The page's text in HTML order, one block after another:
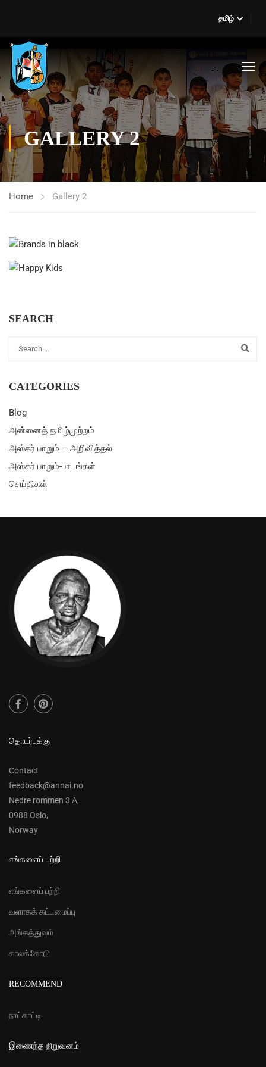
தமிழ்
GALLERY 2
Home Gallery 2
SEARCH
CATEGORIES
Blog
அன்னைத் தமிழ்முற்றம்
அஸ்கர் பாறும் – அறிவித்தல்
அஸ்கர் பாறும்-பாடங்கள்
செய்திகள்
தொடர்புக்கு
Contact
feedback@annai.no
Nedre rommen 3 A,
0988 Oslo,
Norway
எங்களைப் பற்றி
எங்களைப் பற்றி
வளாகக் கட்டமைப்பு
அங்கத்துவம்
காலக்கோடு
RECOMMEND
நாட்காட்டி
இணைந்த நிறுவனம்